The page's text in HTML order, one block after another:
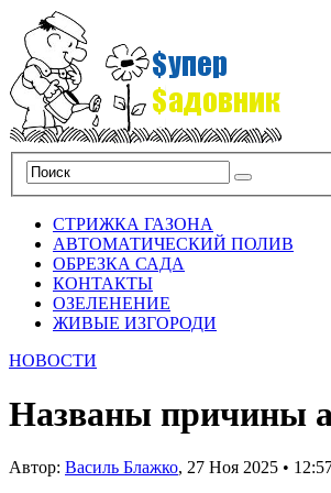
СТРИЖКА ГАЗОНА
АВТОМАТИЧЕСКИЙ ПОЛИВ
ОБРЕЗКА САДА
КОНТАКТЫ
ОЗЕЛЕНЕНИЕ
ЖИВЫЕ ИЗГОРОДИ
НОВОСТИ
Названы причины
Автор: Василь Блажко, 27 Ноя 2025 •